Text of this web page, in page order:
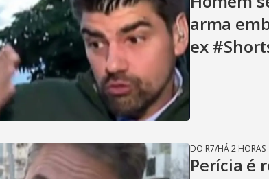
i
d
e
arma
ex
DO R7/HÁ 2 HORAS
Perícia é